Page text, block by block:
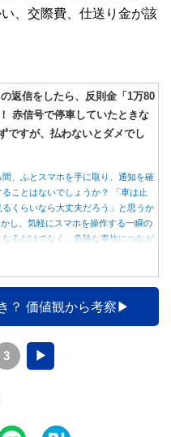
、交際費、仕送り金が該
返信をしたら、反則金「1万80
赤信号で停車していたときな
ですが、払わないとダメでし
、ふとスマホを手に取り、通知を確
ことはないでしょうか？ 「車は止
るくらいなら大丈夫だろう」と思うか
し、気軽にスマホを操作する一瞬の
るだけでなく、危険な事故につなが
？ 価値観から考察
3 ▶